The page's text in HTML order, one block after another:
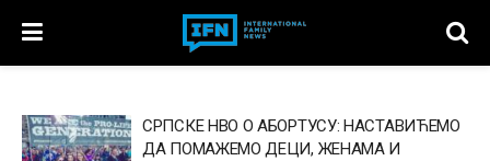
СРПСКЕ НВО О АБОРТУСУ: НАСТАВИЋЕМО
ДА ПОМАЖЕМО ДЕЦИ, ЖЕНАМА И